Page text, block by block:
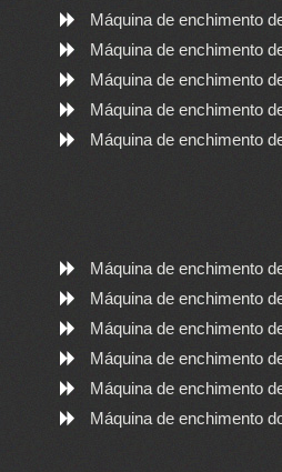
Máquina de enchimento
Máquina de enchimento
Máquina de enchimento
Máquina de enchimento
Máquina de enchimento
Máquina de enchimento
Máquina de enchimento
Máquina de enchimento
Máquina de enchimento
Máquina de enchimento
Máquina de enchimento